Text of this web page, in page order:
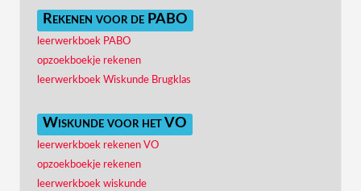
Rekenen voor de PABO
leerwerkboek PABO
opzoekboekje rekenen
leerwerkboek Wiskunde Brugklas
Wiskunde voor het VO
leerwerkboek rekenen VO
opzoekboekje rekenen
leerwerkboek wiskunde